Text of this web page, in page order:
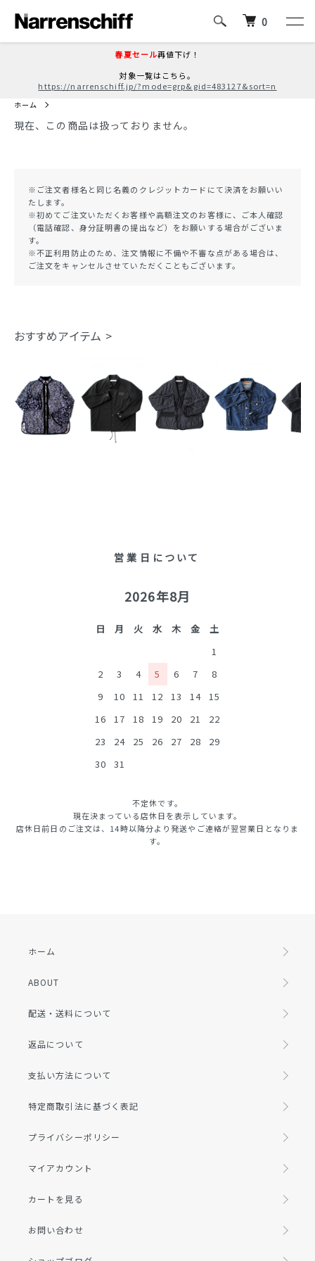
春夏セール再値下げ！
対象一覧はこちら。
https://narrenschiff.jp/?mode=grp&gid=483127&sort=n
0
ホーム
現在、この商品は扱っておりません。
※ご注文者様名と同じ名義のクレジットカードにて決済をお願いい
たします。
※初めてご注文いただくお客様や高額注文のお客様に、ご本人確認
（電話確認、身分証明書の提出など）をお願いする場合がございま
す。
※不正利用防止のため、注文情報に不備や不審な点がある場合は、
ご注文をキャンセルさせていただくこともございます。
おすすめアイテム >
営業日について
2026年8月
日 月 火 水 木 金
土
1
2
3 4 5 6 7
8
9
10 11 12 13 14 15
16
17 18 19 20 21
22
23
24 25 26 27 28
29
30
31
不定休です。
現在決まっている店休日を表示しています。
店休日前日のご注文は、14時以降分より発送やご連絡が翌営業日となりま
す。
ホーム
ABOUT
配送・送料について
返品について
支払い方法について
特定商取引法に基づく表記
プライバシーポリシー
マイアカウント
カートを見る
お問い合わせ